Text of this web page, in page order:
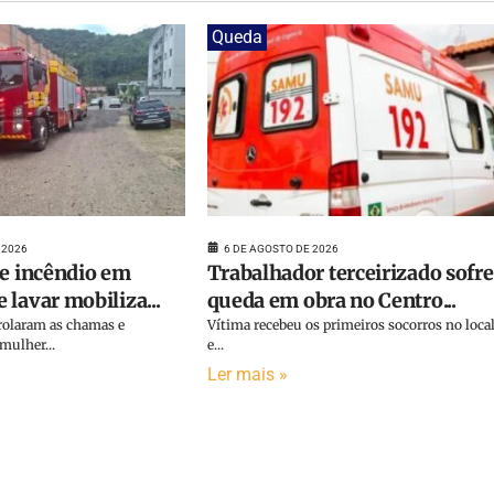
2026
incêndio em
lavar mobiliza...
as chamas e
Queda
6 DE AGOSTO DE 2026
Trabalhador terceirizado sofre
queda em obra no Centro...
Vítima recebeu os primeiros socorros no local
e...
Ler mais »